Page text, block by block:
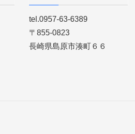
tel.0957-63-6389
〒855-0823
長崎県島原市湊町６６